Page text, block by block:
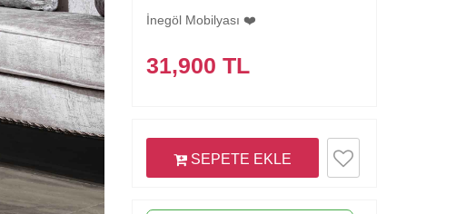
İnegöl Mobilyası ❤️
31,900 TL
SEPETE EKLE